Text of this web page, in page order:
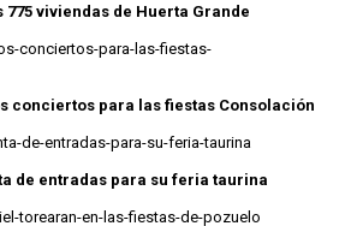
viviendas de Huerta Grande
conciertos para las fiestas Consolación
de entradas para su feria taurina